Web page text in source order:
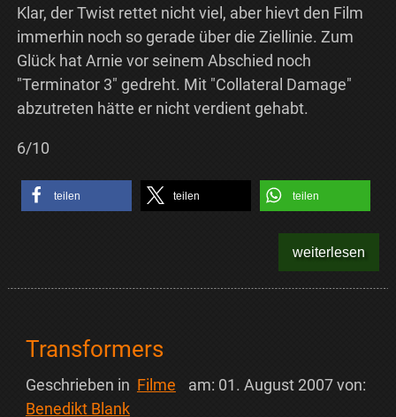
Klar, der Twist rettet nicht viel, aber hievt den Film
immerhin noch so gerade über die Ziellinie. Zum
Glück hat Arnie vor seinem Abschied noch
"Terminator 3" gedreht. Mit "Collateral Damage"
abzutreten hätte er nicht verdient gehabt.
6/10
teilen teilen teilen
weiterlesen
Transformers
Geschrieben in Filme am: 01. August 2007von:
Benedikt Blank